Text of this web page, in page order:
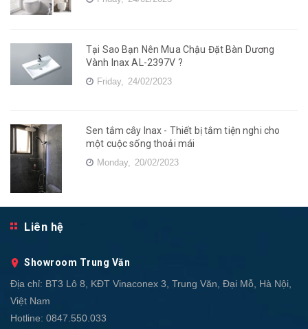
Tại Sao Bạn Nên Mua Chậu Đặt Bàn Dương
Vành Inax AL-2397V ?
Friday, 24/02/2023
Sen tắm cây Inax - Thiết bị tắm tiện nghi cho
một cuộc sống thoải mái
Monday, 20/02/2023
Liên hệ
Showroom Trung Văn
Địa chỉ: BT3 Lô 8, KĐT Vinaconex 3, Trung Văn, Đại Mỗ, Hà Nội,
Việt Nam
Hotline: 0847.550.033